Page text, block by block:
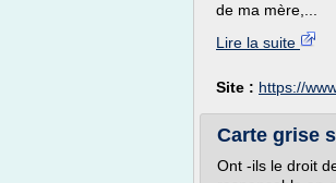
de ma mère,...
Lire la suite
Site : https://
Carte grise
Ont -ils le droit